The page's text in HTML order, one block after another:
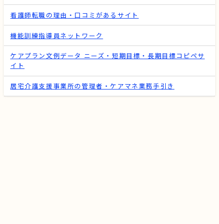
看護師転職の理由・口コミがあるサイト
機能訓練指導員ネットワーク
ケアプラン文例データ ニーズ・短期目標・長期目標コピペサ
イト
居宅介護支援事業所の管理者・ケアマネ業務手引き